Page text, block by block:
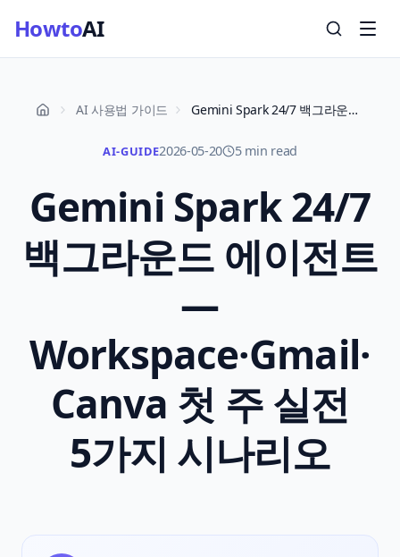
HowtoAI
AI 사용법 가이드 Gemini Spark 24/7 백그라운드 에이전트 — Workspace·Gmail·Canva 첫 주 실전 5가지 시나리오
AI-GUIDE2026-05-20 5 min read
Gemini Spark 24/7
백그라운드 에이전트
—
Workspace·Gmail·
Canva 첫 주 실전
5가지 시나리오